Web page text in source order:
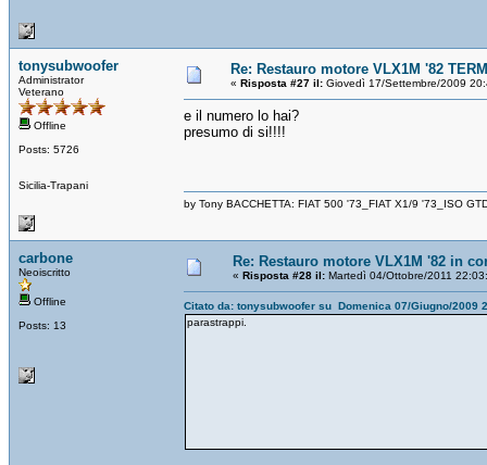
tonysubwoofer
Administrator
Veterano
Offline
Posts: 5726
Sicilia-Trapani
Re: Restauro motore VLX1M '82
« Risposta #27 il: Giovedì 17/Settembre/2009
e il numero lo hai?
presumo di si!!!!
by Tony BACCHETTA: FIAT 500 '73_FIAT X1/9 '73_ISO
carbone
Neoiscritto
Offline
Posts: 13
Re: Restauro motore VLX1M '82 in
« Risposta #28 il: Martedì 04/Ottobre/2011
Citato da: tonysubwoofer su Domenica 07/Giugno/2009
parastrappi.